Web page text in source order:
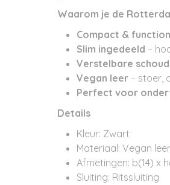
Waarom je de
Compact &
Slim ingedeeld –
Verstelbare
Vegan leer – stoer,
Perfect voor
Details
Kleur: Zwart
Materiaal: Vegan
Afmetingen: b(14) x
Sluiting: Ritssluiting